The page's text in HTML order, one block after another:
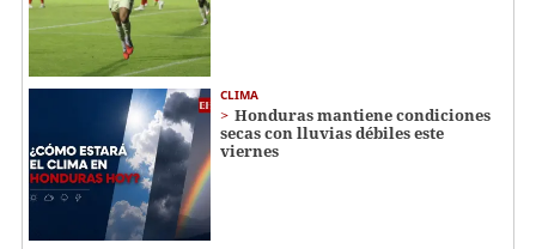
CLIMA
Honduras mantiene condiciones
secas con lluvias débiles este
viernes